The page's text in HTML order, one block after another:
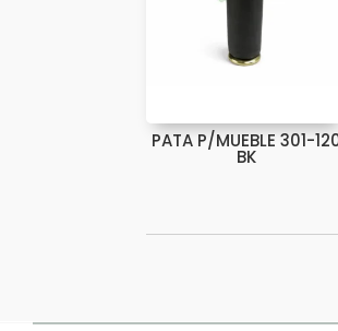
PATA P/MUEBLE 301-
BK